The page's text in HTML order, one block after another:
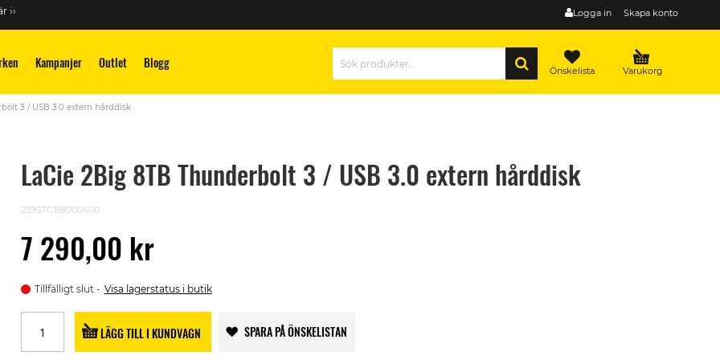
Logga in Skapa konto
››
Kampanjer Outlet Blogg Varukorg
Önskelista
3 / USB 3.0 extern hårddisk
LaCie 2Big 8TB Thunderbolt 3 / USB 3.0 extern hårddisk
239STGB8000400
7 290,00 kr
Tillfälligt slut Visa lagerstatus i butik
LÄGG TILL I KUNDVAGN SPARA PÅ ÖNSKELISTAN